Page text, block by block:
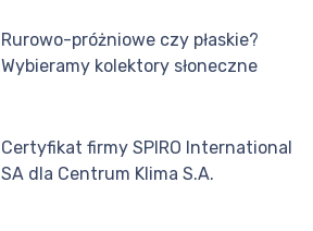
Rurowo-próżniowe czy płaskie?
Wybieramy kolektory słoneczne
Certyfikat firmy SPIRO International
SA dla Centrum Klima S.A.